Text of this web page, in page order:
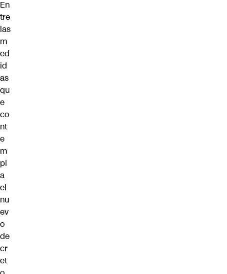
En
tre
las
m
ed
id
as
qu
e
co
nt
e
m
pl
a
el
nu
ev
o
de
cr
et